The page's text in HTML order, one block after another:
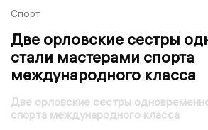
Спорт
Две орловские сестры
стали мастерами спорта
международного класса
Две орловские сестры
спорта международного класса